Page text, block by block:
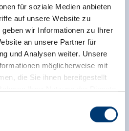
für soziale Medien anbieten
auf unsere Website zu
wir Informationen zu Ihrer
an unsere Partner für
und Analysen weiter. Unsere
möglicherweise mit
die Sie ihnen bereitgestellt